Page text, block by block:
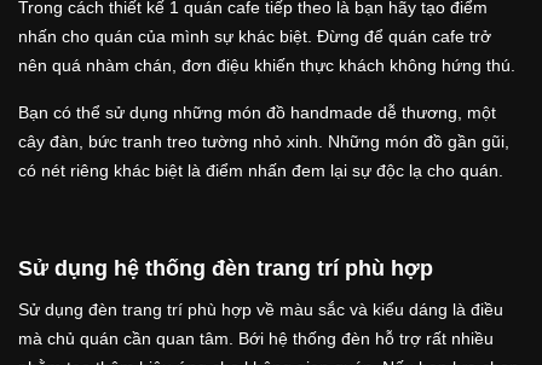
Trong cách thiết kế 1 quán cafe tiếp theo là bạn hãy tạo điểm
nhấn cho quán của mình sự khác biệt. Đừng để quán cafe trở
nên quá nhàm chán, đơn điệu khiến thực khách không hứng thú.
Bạn có thể sử dụng những món đồ handmade dễ thương, một
cây đàn, bức tranh treo tường nhỏ xinh. Những món đồ gần gũi,
có nét riêng khác biệt là điểm nhấn đem lại sự độc lạ cho quán.
Sử dụng hệ thống đèn trang trí phù hợp
Sử dụng đèn trang trí phù hợp về màu sắc và kiểu dáng là điều
mà chủ quán cần quan tâm. Bới hệ thống đèn hỗ trợ rất nhiều